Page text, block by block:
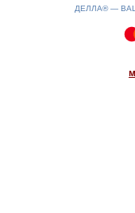
ДЕЛЛА® —